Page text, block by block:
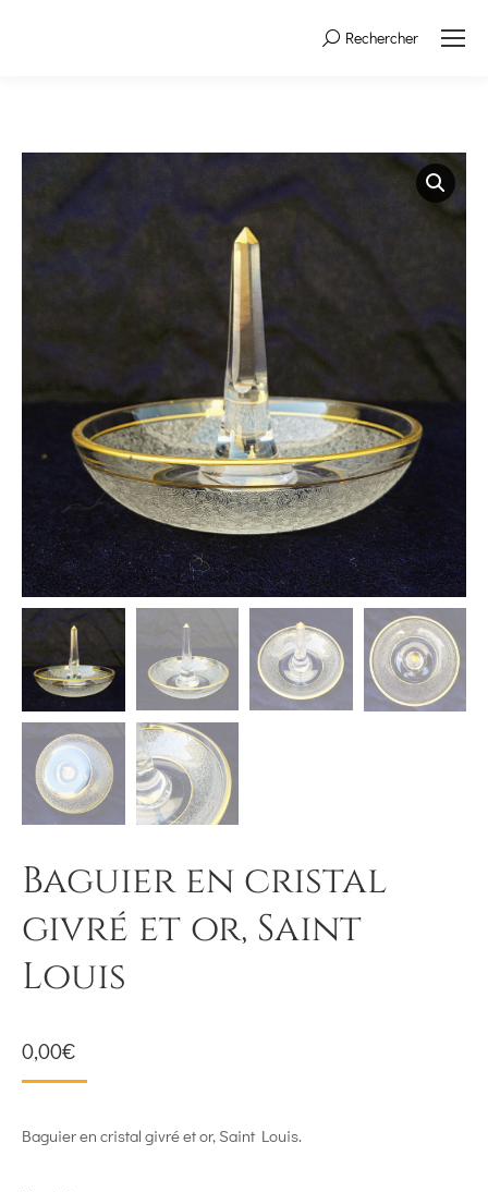
Search:Rechercher
Baguier en cristal
givré et or, Saint
Louis
0,00€
Baguier en cristal givré et or, Saint Louis.